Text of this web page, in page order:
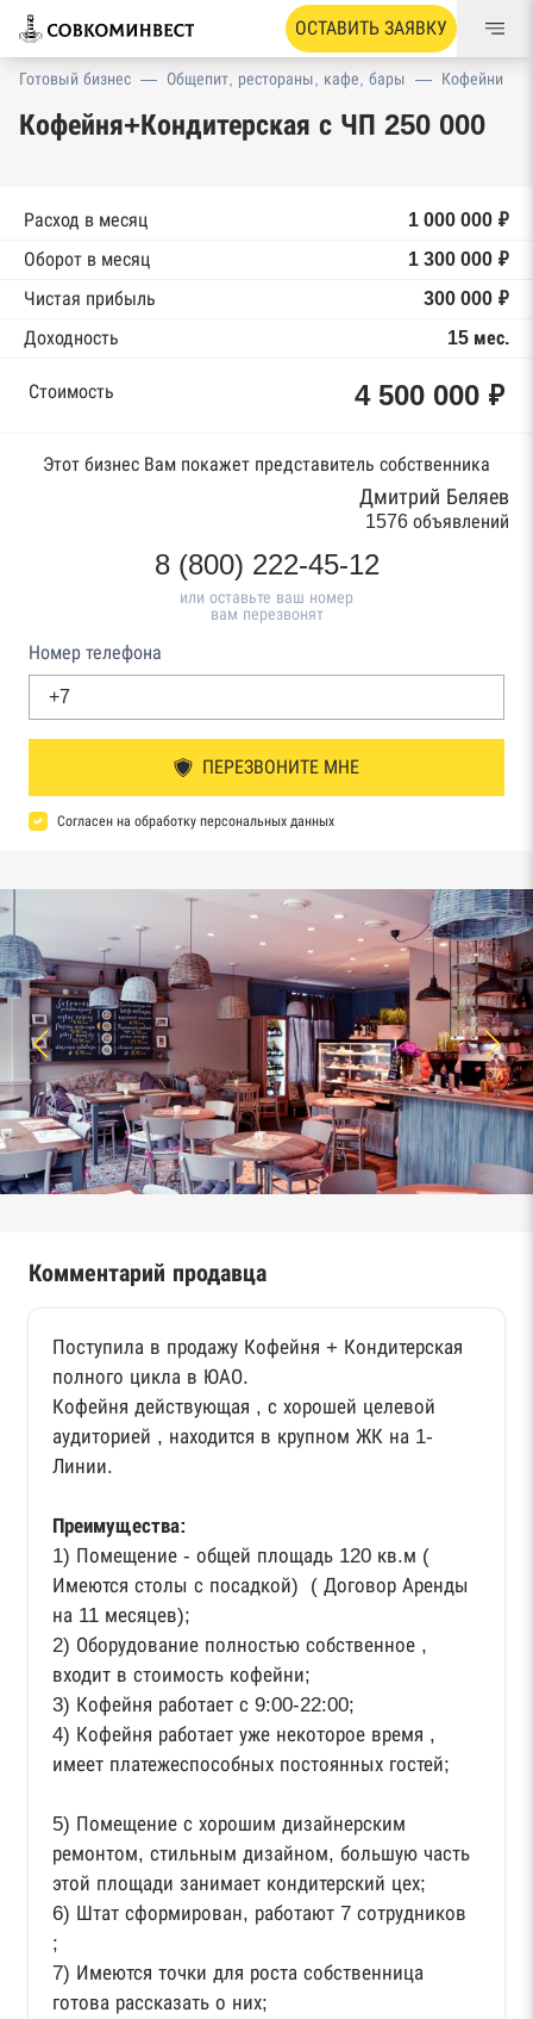
ОСТАВИТЬ ЗАЯВКУ
Готовый бизнес — Общепит, рестораны, кафе, бары — Кофейни
Кофейня+Кондитерская с ЧП 250 000
Расход в месяц
1 000 000 ₽
Оборот в месяц
1 300 000 ₽
Чистая прибыль
300 000 ₽
Доходность
15 мес.
Стоимость 4 500 000 ₽
Этот бизнес Вам покажет представитель собственника
Дмитрий Беляев
1576 объявлений
8 (800) 222-45-12
или оставьте ваш номер
вам перезвонят
Номер телефона
ПЕРЕЗВОНИТЕ МНЕ
Согласен на обработку персональных данных
Комментарий продавца
Поступила в продажу Кофейня + Кондитерская
полного цикла в ЮАО.
Кофейня действующая , с хорошей целевой
аудиторией , находится в крупном ЖК на 1-
Линии.
Преимущества:
1) Помещение - общей площадь 120 кв.м (
Имеются столы с посадкой) ( Договор Аренды
на 11 месяцев);
2) Оборудование полностью собственное ,
входит в стоимость кофейни;
3) Кофейня работает с 9:00-22:00;
4) Кофейня работает уже некоторое время ,
имеет платежеспособных постоянных гостей;
5) Помещение с хорошим дизайнерским
ремонтом, стильным дизайном, большую часть
этой площади занимает кондитерский цех;
6) Штат сформирован, работают 7 сотрудников
;
7) Имеются точки для роста собственница
готова рассказать о них;